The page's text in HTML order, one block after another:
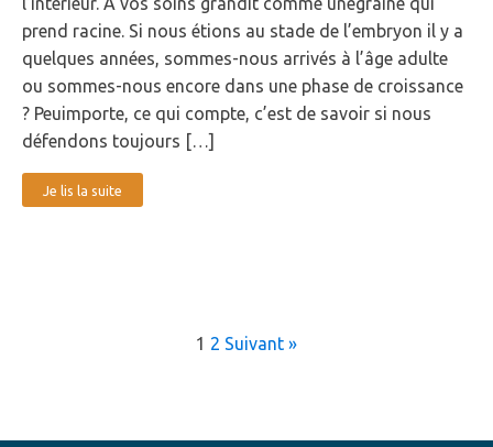
prend racine. Si nous étions au stade de l’embryon il y a
quelques années, sommes-nous arrivés à l’âge adulte
ou sommes-nous encore dans une phase de croissance
? Peuimporte, ce qui compte, c’est de savoir si nous
défendons toujours […]
Je lis la suite
1 2 Suivant »